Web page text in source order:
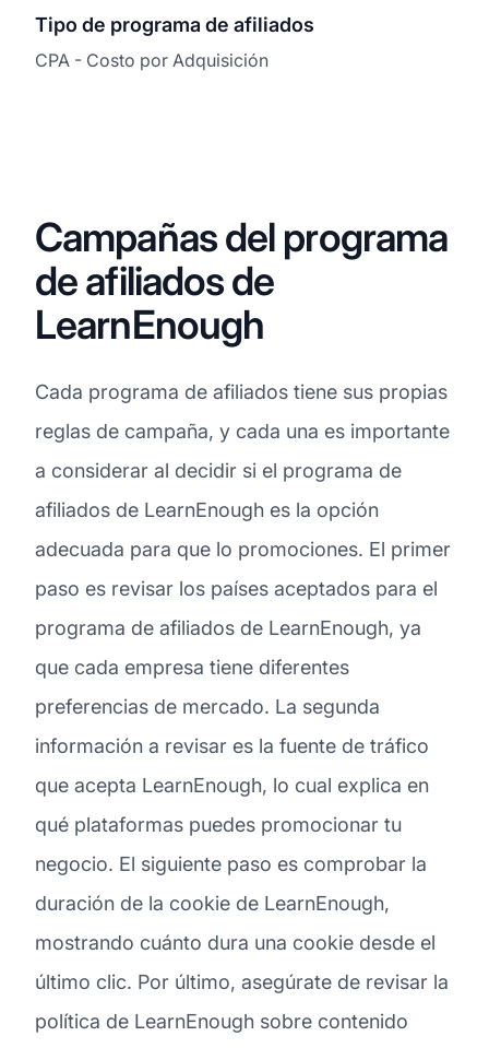
Tipo de programa de afiliados
CPA - Costo por Adquisición
Campañas del programa
de afiliados de
LearnEnough
Cada programa de afiliados tiene sus propias
reglas de campaña, y cada una es importante
a considerar al decidir si el programa de
afiliados de LearnEnough es la opción
adecuada para que lo promociones. El primer
paso es revisar los países aceptados para el
programa de afiliados de LearnEnough, ya
que cada empresa tiene diferentes
preferencias de mercado. La segunda
información a revisar es la fuente de tráfico
que acepta LearnEnough, lo cual explica en
qué plataformas puedes promocionar tu
negocio. El siguiente paso es comprobar la
duración de la cookie de LearnEnough,
mostrando cuánto dura una cookie desde el
último clic. Por último, asegúrate de revisar la
política de LearnEnough sobre contenido